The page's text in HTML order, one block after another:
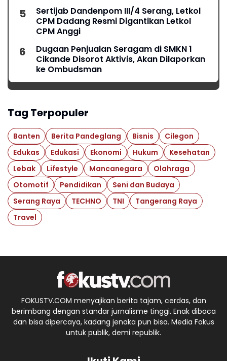
Sertijab Dandenpom III/4 Serang, Letkol
CPM Dadang Resmi Digantikan Letkol
CPM Anggi
Dugaan Penjualan Seragam di SMKN 1
Cikande Disorot Aktivis, Akan Dilaporkan
ke Ombudsman
Tag Terpopuler
Banten Berita Pandeglang Bisnis
Cilegon
Edukas
Edukasi Ekonomi Hukum
Kesehatan
Lebak
Lifestyle Mancanegara
Olahraga
Otomotif
Pendidikan
Seni dan Budaya
Serang Raya
TECHNO TNI
Tangerang Raya
Travel
FOKUSTV.COM menyajikan berita tajam, cerdas, dan
berimbang dengan standar jurnalisme tinggi. Enak dibaca
dan bisa dipercaya, kadang jenaka pun bisa. Media Fokus
untuk publik, demi republik.